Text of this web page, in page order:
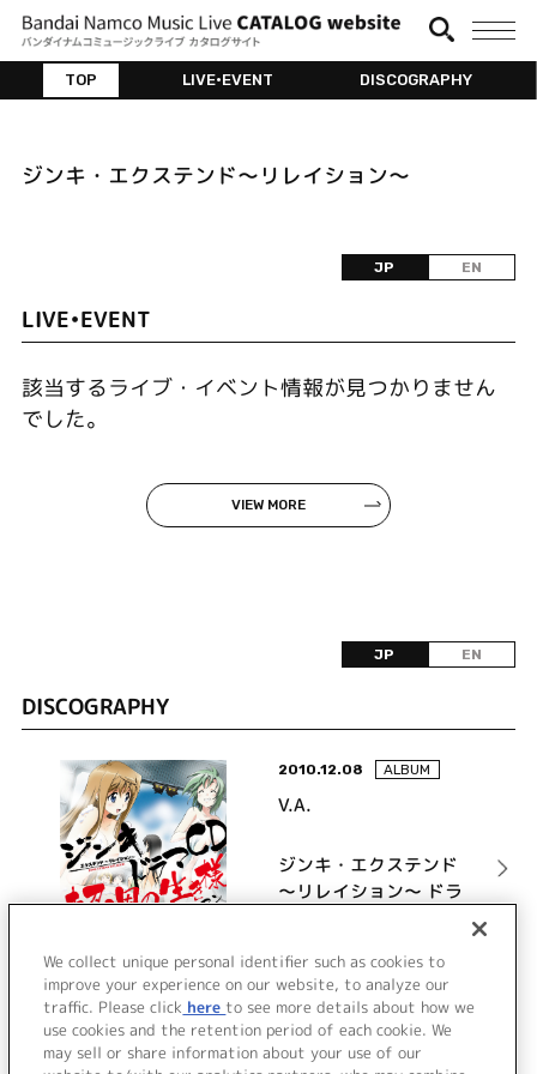
TOP LIVE•EVENT DISCOGRAPHY
ジンキ・エクステンド～リレイション～
JP EN
LIVE•EVENT
該当するライブ・イベント情報が見つかりません
でした。
VIEW MORE
JP EN
DISCOGRAPHY
2010.12.08 ALBUM
V.A.
ジンキ・エクステンド
～リレイション～ ドラ
詳細を見る
VIEW MORE
We collect unique personal identifier such as cookies to
improve your experience on our website, to analyze our
traffic. Please click here to see more details about how we
use cookies and the retention period of each cookie. We
may sell or share information about your use of our